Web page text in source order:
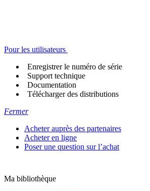
Pour les utilisateurs
Enregistrer le numéro de série
Support technique
Documentation
Télécharger des distributions
Fermer
Acheter auprès des partenaires
Acheter en ligne
Poser une question sur l’achat
Ma bibliothèque